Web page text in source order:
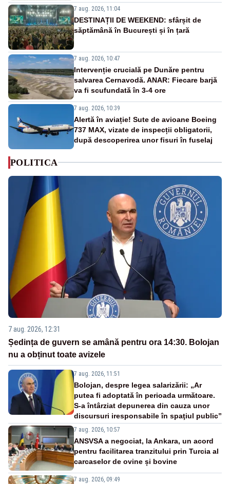
7 aug. 2026, 11:04
DESTINAȚII DE WEEKEND: sfârșit de
săptămână în București și în țară
7 aug. 2026, 10:47
Intervenție crucială pe Dunăre pentru
salvarea Cernavodă. ANAR: Fiecare barjă
va fi scufundată în 3-4 ore
7 aug. 2026, 10:39
Alertă în aviație! Sute de avioane Boeing
737 MAX, vizate de inspecții obligatorii,
după descoperirea unor fisuri în fuselaj
POLITICA
7 aug. 2026, 12:31
Ședința de guvern se amână pentru ora 14:30. Bolojan
nu a obținut toate avizele
7 aug. 2026, 11:51
Bolojan, despre legea salarizării: „Ar
putea fi adoptată în perioada următoare.
S-a întârziat depunerea din cauza unor
discursuri iresponsabile în spaţiul public”
7 aug. 2026, 10:57
ANSVSA a negociat, la Ankara, un acord
pentru facilitarea tranzitului prin Turcia al
carcaselor de ovine și bovine
7 aug. 2026, 09:49